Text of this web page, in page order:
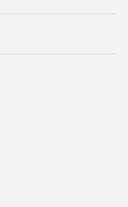
сочетает в себе
предельной
программы с
приложений, а
добавлении или